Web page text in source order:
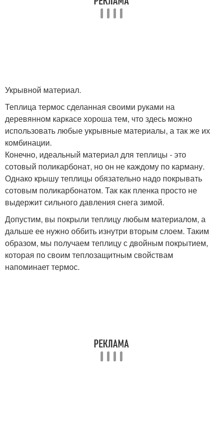
Укрывной материал.
Теплица термос сделанная своими руками на
деревянном каркасе хороша тем, что здесь можно
использовать любые укрывные материалы, а так же их
комбинации.
Конечно, идеальный материал для теплицы - это
сотовый поликарбонат, но он не каждому по карману.
Однако крышу теплицы обязательно надо покрывать
сотовым поликарбонатом. Так как пленка просто не
выдержит сильного давления снега зимой.
Допустим, вы покрыли теплицу любым материалом, а
дальше ее нужно оббить изнутри вторым слоем. Таким
образом, мы получаем теплицу с двойным покрытием,
которая по своим теплозащитным свойствам
напоминает термос.